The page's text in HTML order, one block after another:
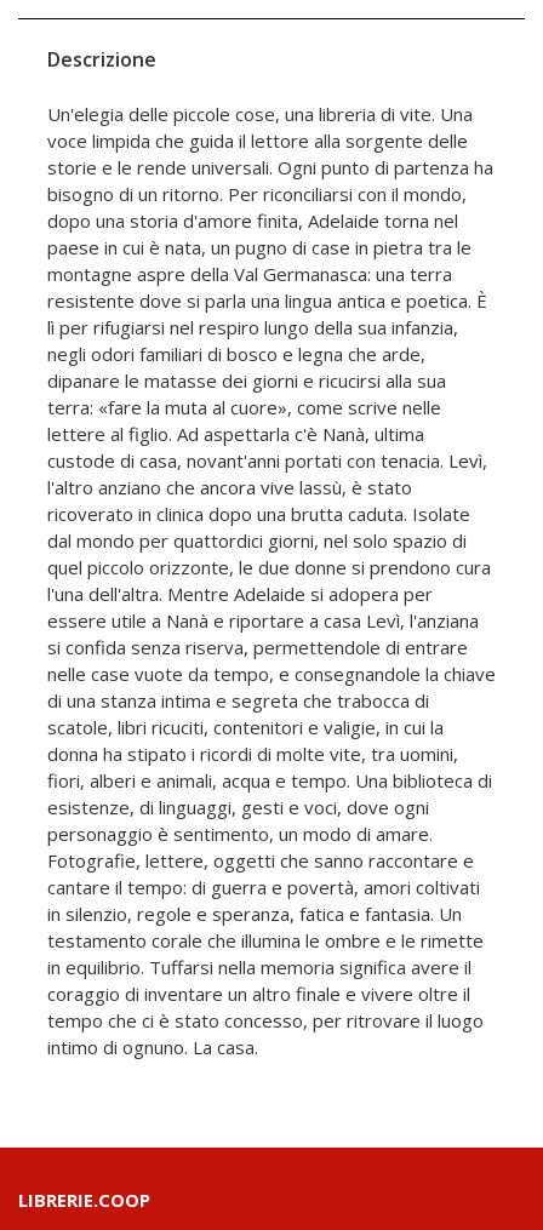
Descrizione
Un'elegia delle piccole cose, una libreria di vite. Una
voce limpida che guida il lettore alla sorgente delle
storie e le rende universali. Ogni punto di partenza ha
bisogno di un ritorno. Per riconciliarsi con il mondo,
dopo una storia d'amore finita, Adelaide torna nel
paese in cui è nata, un pugno di case in pietra tra le
montagne aspre della Val Germanasca: una terra
resistente dove si parla una lingua antica e poetica. È
lì per rifugiarsi nel respiro lungo della sua infanzia,
negli odori familiari di bosco e legna che arde,
dipanare le matasse dei giorni e ricucirsi alla sua
terra: «fare la muta al cuore», come scrive nelle
lettere al figlio. Ad aspettarla c'è Nanà, ultima
custode di casa, novant'anni portati con tenacia. Levì,
l'altro anziano che ancora vive lassù, è stato
ricoverato in clinica dopo una brutta caduta. Isolate
dal mondo per quattordici giorni, nel solo spazio di
quel piccolo orizzonte, le due donne si prendono cura
l'una dell'altra. Mentre Adelaide si adopera per
essere utile a Nanà e riportare a casa Levì, l'anziana
si confida senza riserva, permettendole di entrare
nelle case vuote da tempo, e consegnandole la chiave
di una stanza intima e segreta che trabocca di
scatole, libri ricuciti, contenitori e valigie, in cui la
donna ha stipato i ricordi di molte vite, tra uomini,
fiori, alberi e animali, acqua e tempo. Una biblioteca di
esistenze, di linguaggi, gesti e voci, dove ogni
personaggio è sentimento, un modo di amare.
Fotografie, lettere, oggetti che sanno raccontare e
cantare il tempo: di guerra e povertà, amori coltivati
in silenzio, regole e speranza, fatica e fantasia. Un
testamento corale che illumina le ombre e le rimette
in equilibrio. Tuffarsi nella memoria significa avere il
coraggio di inventare un altro finale e vivere oltre il
tempo che ci è stato concesso, per ritrovare il luogo
intimo di ognuno. La casa.
LIBRERIE.COOP